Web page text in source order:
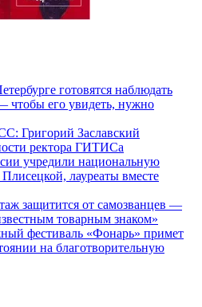
готовятся наблюдать
чтобы его увидеть, нужно
Григорий Заславский
ректора ГИТИСа
учредили национальную
лауреаты вместе
защитится от самозванцев —
товарным знаком»
фестиваль «Фонарь» примет
на благотворительную